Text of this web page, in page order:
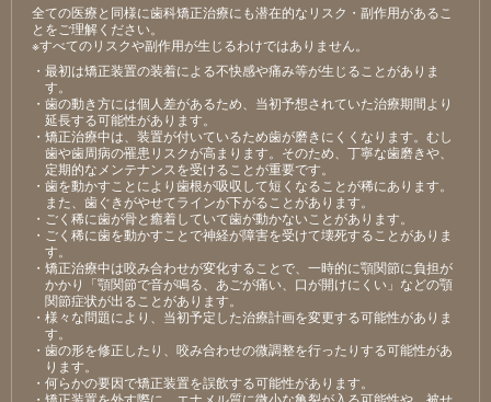
全ての医療と同様に歯科矯正治療にも潜在的なリスク・副作用があるこ
とをご理解ください。
※すべてのリスクや副作用が生じるわけではありません。
・最初は矯正装置の装着による不快感や痛み等が⽣じることがありま
す。
・⻭の動き⽅には個⼈差があるため、当初予想されていた治療期間より
延⻑する可能性があります。
・矯正治療中は、装置が付いているため⻭が磨きにくくなります。むし
⻭や⻭周病の罹患リスクが⾼まります。そのため、丁寧な⻭磨きや、
定期的なメンテナンスを受けることが重要です。
・⻭を動かすことにより⻭根が吸収して短くなることが稀にあります。
また、⻭ぐきがやせてラインが下がることがあります。
・ごく稀に⻭が⾻と癒着していて⻭が動かないことがあります。
・ごく稀に⻭を動かすことで神経が障害を受けて壊死することがありま
す。
・矯正治療中は咬み合わせが変化することで、⼀時的に顎関節に負担が
かかり「顎関節で⾳が鳴る、あごが痛い、⼝が開けにくい」などの顎
関節症状が出ることがあります。
・様々な問題により、当初予定した治療計画を変更する可能性がありま
す。
・⻭の形を修正したり、咬み合わせの微調整を⾏ったりする可能性があ
ります。
・何らかの要因で矯正装置を誤飲する可能性があります。
・矯正装置を外す際に、エナメル質に微⼩な⻲裂が⼊る可能性や、被せ